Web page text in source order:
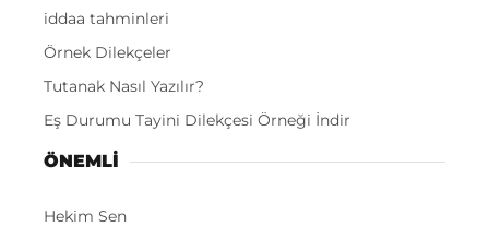
iddaa tahminleri
Örnek Dilekçeler
Tutanak Nasıl Yazılır?
Eş Durumu Tayini Dilekçesi Örneği İndir
ÖNEMLI
Hekim Sen